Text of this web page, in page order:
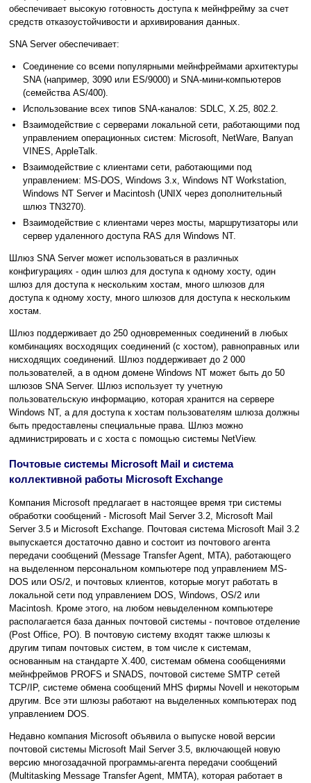
обеспечивает высокую готовность доступа к мейнфрейму за счет
средств отказоустойчивости и архивирования данных.
SNA Server обеспечивает:
Соединение со всеми популярными мейнфреймами архитектуры
SNA (например, 3090 или ES/9000) и SNA-мини-компьютеров
(семейства AS/400).
Использование всех типов SNA-каналов: SDLC, X.25, 802.2.
Взаимодействие с серверами локальной сети, работающими под
управлением операционных систем: Microsoft, NetWare, Banyan
VINES, AppleTalk.
Взаимодействие с клиентами сети, работающими под
управлением: MS-DOS, Windows 3.x, Windows NT Workstation,
Windows NT Server и Macintosh (UNIX через дополнительный
шлюз TN3270).
Взаимодействие с клиентами через мосты, маршрутизаторы или
сервер удаленного доступа RAS для Windows NT.
Шлюз SNA Server может использоваться в различных
конфигурациях - один шлюз для доступа к одному хосту, один
шлюз для доступа к нескольким хостам, много шлюзов для
доступа к одному хосту, много шлюзов для доступа к нескольким
хостам.
Шлюз поддерживает до 250 одновременных соединений в любых
комбинациях восходящих соединений (с хостом), равноправных или
нисходящих соединений. Шлюз поддерживает до 2 000
пользователей, а в одном домене Windows NT может быть до 50
шлюзов SNA Server. Шлюз использует ту учетную
пользовательскую информацию, которая хранится на сервере
Windows NT, а для доступа к хостам пользователям шлюза должны
быть предоставлены специальные права. Шлюз можно
администрировать и с хоста с помощью системы NetView.
Почтовые системы Microsoft Mail и система
коллективной работы Microsoft Exchange
Компания Microsoft предлагает в настоящее время три системы
обработки сообщений - Microsoft Mail Server 3.2, Microsoft Mail
Server 3.5 и Microsoft Exchange. Почтовая система Microsoft Mail 3.2
выпускается достаточно давно и состоит из почтового агента
передачи сообщений (Message Transfer Agent, MTA), работающего
на выделенном персональном компьютере под управлением MS-
DOS или OS/2, и почтовых клиентов, которые могут работать в
локальной сети под управлением DOS, Windows, OS/2 или
Macintosh. Кроме этого, на любом невыделенном компьютере
располагается база данных почтовой системы - почтовое отделение
(Post Office, PO). В почтовую систему входят также шлюзы к
другим типам почтовых систем, в том числе к системам,
основанным на стандарте X.400, системам обмена сообщениями
мейнфреймов PROFS и SNADS, почтовой системе SMTP сетей
TCP/IP, системе обмена сообщений MHS фирмы Novell и некоторым
другим. Все эти шлюзы работают на выделенных компьютерах под
управлением DOS.
Недавно компания Microsoft объявила о выпуске новой версии
почтовой системы Microsoft Mail Server 3.5, включающей новую
версию многозадачной программы-агента передачи сообщений
(Multitasking Message Transfer Agent, MMTA), которая работает в